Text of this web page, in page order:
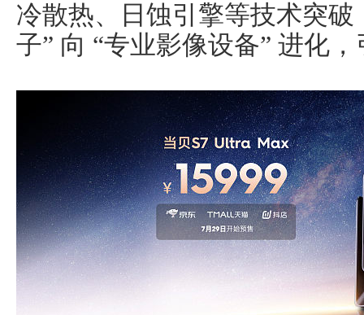
冷散热、日蚀引擎等技术突
子” 向 “专业影像设备” 进化